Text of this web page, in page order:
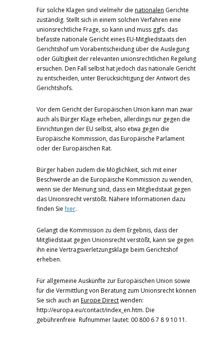
Für solche Klagen sind vielmehr die nationalen Gerichte
zuständig. Stellt sich in einem solchen Verfahren eine
unionsrechtliche Frage, so kann und muss ggfs. das
befasste nationale Gericht eines EU-Mitgliedstaats den
Gerichtshof um Vorabentscheidung über die Auslegung
oder Gültigkeit der relevanten unionsrechtlichen Regelung
ersuchen. Den Fall selbst hat jedoch das nationale Gericht
zu entscheiden, unter Berücksichtigung der Antwort des
Gerichtshofs.
Vor dem Gericht der Europäischen Union kann man zwar
auch als Bürger Klage erheben, allerdings nur gegen die
Einrichtungen der EU selbst, also etwa gegen die
Europäische Kommission, das Europäische Parlament
oder der Europäischen Rat.
Bürger haben zudem die Möglichkeit, sich mit einer
Beschwerde an die Europäische Kommission zu wenden,
wenn sie der Meinung sind, dass ein Mitgliedstaat gegen
das Unionsrecht verstößt. Nähere Informationen dazu
finden Sie hier.
Gelangt die Kommission zu dem Ergebnis, dass der
Mitgliedstaat gegen Unionsrecht verstößt, kann sie gegen
ihn eine Vertragsverletzungsklage beim Gerichtshof
erheben.
Für allgemeine Auskünfte zur Europäischen Union sowie
für die Vermittlung von Beratung zum Unionsrecht können
Sie sich auch an Europe Directwenden:
http://europa.eu/contact/index_en.htm. Die
gebührenfreie Rufnummer lautet: 00 800 6 7 8 9 10 11.